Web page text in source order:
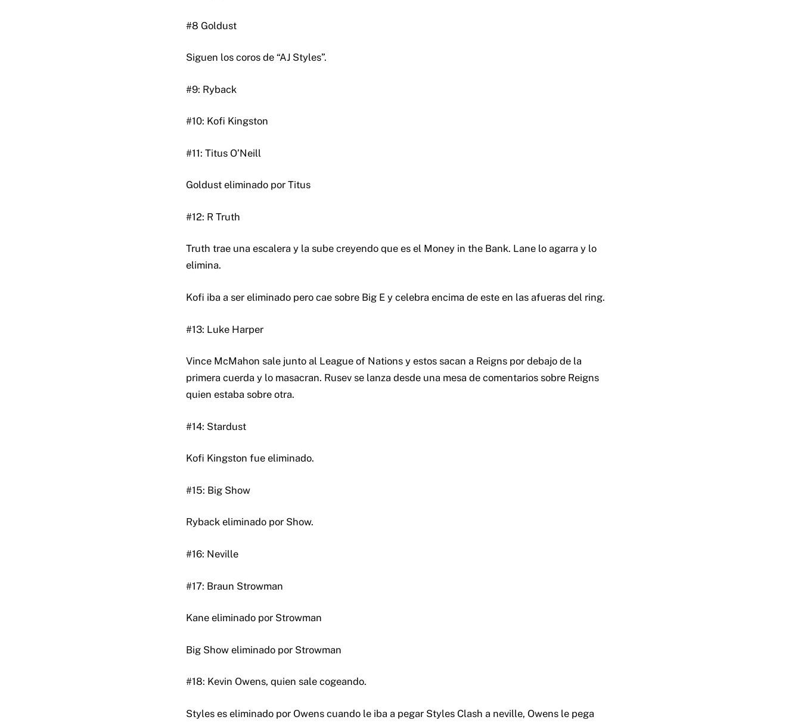
#8 Goldust
Siguen los coros de “AJ Styles”.
#9: Ryback
#10: Kofi Kingston
#11: Titus O’Neill
Goldust eliminado por Titus
#12: R Truth
Truth trae una escalera y la sube creyendo que es el Money in the Bank. Lane lo agarra y lo
elimina.
Kofi iba a ser eliminado pero cae sobre Big E y celebra encima de este en las afueras del ring.
#13: Luke Harper
Vince McMahon sale junto al League of Nations y estos sacan a Reigns por debajo de la
primera cuerda y lo masacran. Rusev se lanza desde una mesa de comentarios sobre Reigns
quien estaba sobre otra.
#14: Stardust
Kofi Kingston fue eliminado.
#15: Big Show
Ryback eliminado por Show.
#16: Neville
#17: Braun Strowman
Kane eliminado por Strowman
Big Show eliminado por Strowman
#18: Kevin Owens, quien sale cogeando.
Styles es eliminado por Owens cuando le iba a pegar Styles Clash a neville, Owens le pega